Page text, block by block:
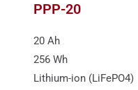
PPP-20
20 Ah
256 Wh
Lithium-ion (LiFePO4)